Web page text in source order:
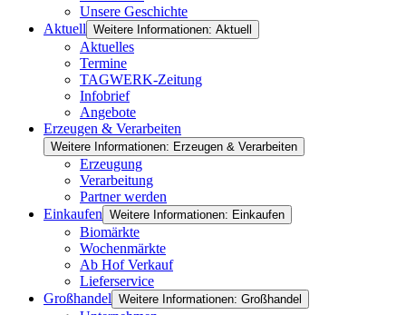
Unsere Geschichte
Aktuell Weitere Informationen: Aktuell
Aktuelles
Termine
TAGWERK-Zeitung
Infobrief
Angebote
Erzeugen & Verarbeiten
Weitere Informationen: Erzeugen & Verarbeiten
Erzeugung
Verarbeitung
Partner werden
Einkaufen Weitere Informationen: Einkaufen
Biomärkte
Wochenmärkte
Ab Hof Verkauf
Lieferservice
Großhandel Weitere Informationen: Großhandel